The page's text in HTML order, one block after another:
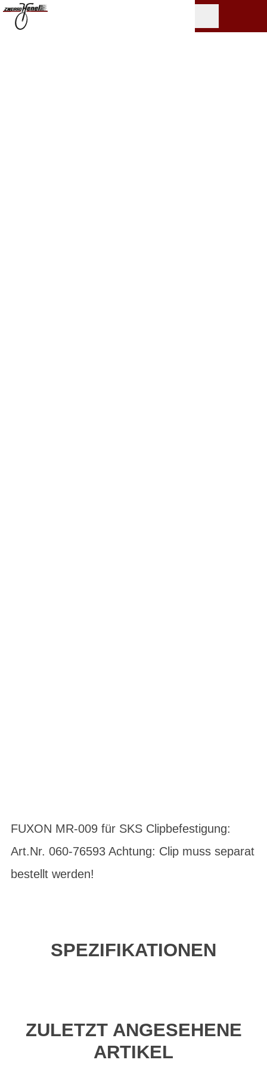
FUXON MR-009 für SKS Clipbefestigung:
Art.Nr. 060-76593 Achtung: Clip muss separat
bestellt werden!
SPEZIFIKATIONEN
ZULETZT ANGESEHENE
ARTIKEL